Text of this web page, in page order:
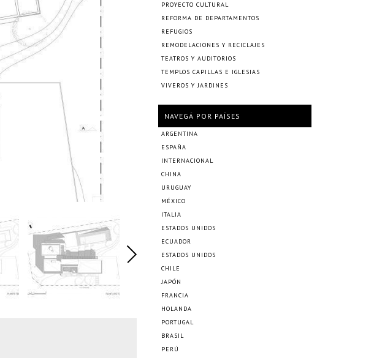
PROYECTO CULTURAL
REFORMA DE DEPARTAMENTOS
REFUGIOS
REMODELACIONES Y RECICLAJES
TEATROS Y AUDITORIOS
TEMPLOS CAPILLAS E IGLESIAS
VIVEROS Y JARDINES
NAVEGÁ POR PAÍSES
ARGENTINA
ESPAÑA
INTERNACIONAL
CHINA
URUGUAY
MÉXICO
ITALIA
ESTADOS UNIDOS
ECUADOR
ESTADOS UNIDOS
CHILE
JAPÓN
FRANCIA
HOLANDA
PORTUGAL
BRASIL
PERÚ